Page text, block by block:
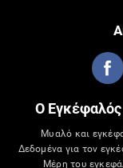
Ο
Μυαλό και
Δεδομένα για τον
Μέρη του